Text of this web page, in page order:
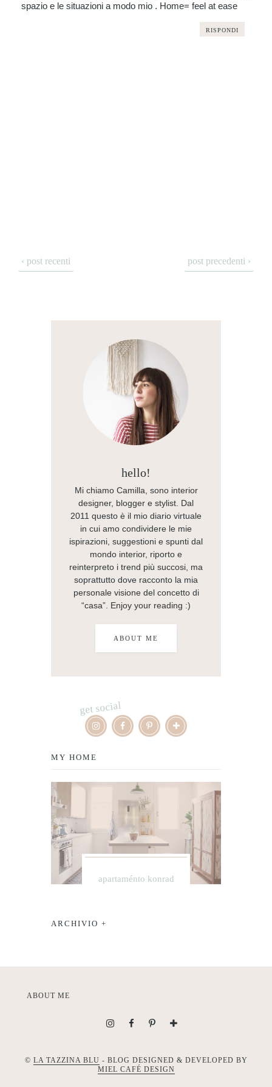
spazio e le situazioni a modo mio . Home= feel at ease
RISPONDI
‹ post recenti post precedenti ›
hello!
Mi chiamo Camilla, sono interior
designer, blogger e stylist. Dal
2011 questo è il mio diario virtuale
in cui amo condividere le mie
ispirazioni, suggestioni e spunti dal
mondo interior, riporto e
reinterpreto i trend più succosi, ma
soprattutto dove racconto la mia
personale visione del concetto di
“casa”. Enjoy your reading :)
ABOUT ME
get social
MY HOME
apartaménto konrad
ARCHIVIO +
ABOUT ME
© LA TAZZINA BLU - BLOG DESIGNED & DEVELOPED BY
MIEL CAFÉ DESIGN